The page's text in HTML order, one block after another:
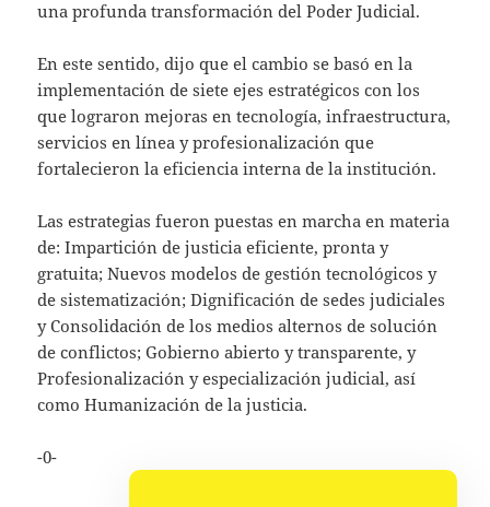
una profunda transformación del Poder Judicial.
En este sentido, dijo que el cambio se basó en la
implementación de siete ejes estratégicos con los
que lograron mejoras en tecnología, infraestructura,
servicios en línea y profesionalización que
fortalecieron la eficiencia interna de la institución.
Las estrategias fueron puestas en marcha en materia
de: Impartición de justicia eficiente, pronta y
gratuita; Nuevos modelos de gestión tecnológicos y
de sistematización; Dignificación de sedes judiciales
y Consolidación de los medios alternos de solución
de conflictos; Gobierno abierto y transparente, y
Profesionalización y especialización judicial, así
como Humanización de la justicia.
-0-